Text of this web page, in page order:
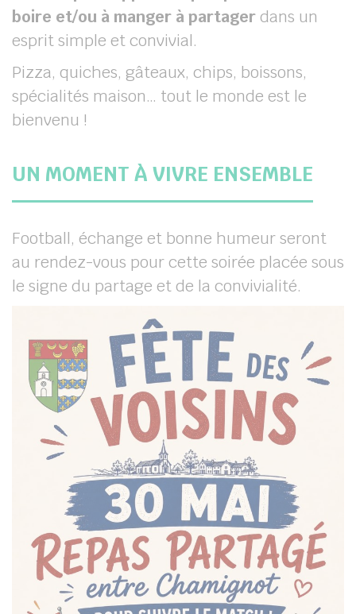
boire et/ou à manger à partagerdans un
esprit simple et convivial.
Pizza, quiches, gâteaux, chips, boissons,
spécialités maison… tout le monde est le
bienvenu !
UN MOMENT À VIVRE ENSEMBLE
Football, échange et bonne humeur seront
au rendez-vous pour cette soirée placée sous
le signe du partage et de la convivialité.